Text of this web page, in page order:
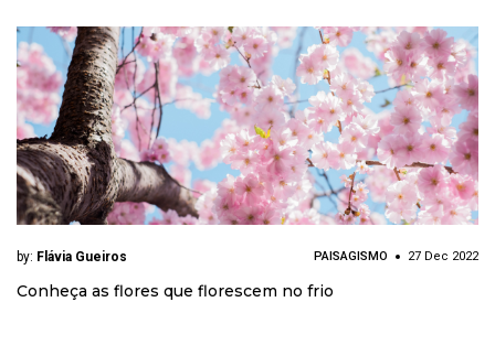
by: Flávia Gueiros PAISAGISMO 27 Dec 2022
Conheça as flores que florescem no frio